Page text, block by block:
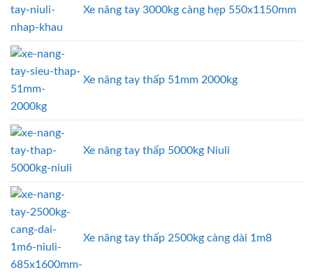
Xe nâng tay 3000kg càng hẹp 550x1150mm
Xe nâng tay thấp 51mm 2000kg
Xe nâng tay thấp 5000kg Niuli
Xe nâng tay thấp 2500kg càng dài 1m8